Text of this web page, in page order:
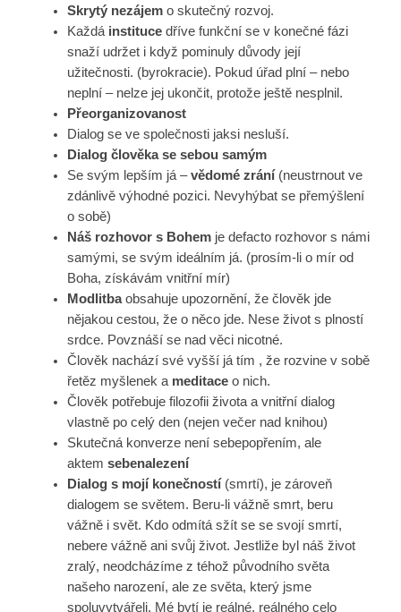
Skrytý nezájemo skutečný rozvoj.
Každáinstitucedříve funkční se v konečné fázi
snaží udržet i když pominuly důvody její
užitečnosti. (byrokracie). Pokud úřad plní – nebo
neplní – nelze jej ukončit, protože ještě nesplnil.
Přeorganizovanost
Dialog se ve společnosti jaksi nesluší.
Dialog člověka se sebou samým
Se svým lepším já –vědomé zrání(neustrnout ve
zdánlivě výhodné pozici. Nevyhýbat se přemýšlení
o sobě)
Náš rozhovor s Bohemje defacto rozhovor s námi
samými, se svým ideálním já. (prosím-li o mír od
Boha, získávám vnitřní mír)
Modlitbaobsahuje upozornění, že člověk jde
nějakou cestou, že o něco jde. Nese život s plností
srdce. Povznáší se nad věci nicotné.
Člověk nachází své vyšší já tím , že rozvine v sobě
řetěz myšlenek a meditace o nich.
Člověk potřebuje filozofii života a vnitřní dialog
vlastně po celý den (nejen večer nad knihou)
Skutečná konverze není sebepopřením, ale
aktem sebenalezení
Dialog s mojí konečností (smrtí), je zároveň
dialogem se světem. Beru-li vážně smrt, beru
vážně i svět. Kdo odmítá sžít se se svojí smrtí,
nebere vážně ani svůj život. Jestliže byl náš život
zralý, neodcházíme z téhož původního světa
našeho narození, ale ze světa, který jsme
spoluvytvářeli. Mé bytí je reálné, reálného celo